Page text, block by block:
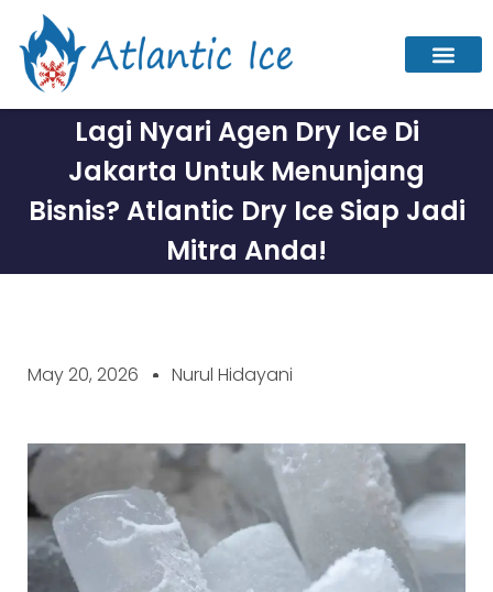
Lagi Nyari Agen Dry Ice Di
Jakarta Untuk Menunjang
Bisnis? Atlantic Dry Ice Siap Jadi
Mitra Anda!
May 20, 2026 Nurul Hidayani